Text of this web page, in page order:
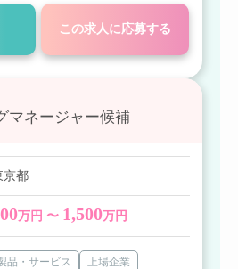
この求人に応募する
マネージャー候補
京都
万円 〜 1,500万円
品・サービス 上場企業